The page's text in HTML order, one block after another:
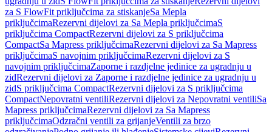
za S FlowFit priključcima za stiskanjeSa Mepla
priključcimaRezervni dijelovi za Sa Mepla priključcimaS
priključcima CompactRezervni dijelovi za S priključcima
CompactSa Mapress priključcimaRezervni dijelovi za Sa Mapress
priključcimaS navojnim priključcimaRezervni dijelovi za S
navojnim priključcimaZaporne i razdjelne jedinice za ugradnju u
zidRezervni dijelovi za Zaporne i razdjelne jedinice za ugradnju u
zidS priključcima CompactRezervni dijelovi za S priključcima
CompactNepovratni ventiliRezervni dijelovi za Nepovratni ventiliSa
Mapress priključcimaRezervni dijelovi za Sa Mapress
priključcimaOdzračni ventili za grijanjeVentili za brzo